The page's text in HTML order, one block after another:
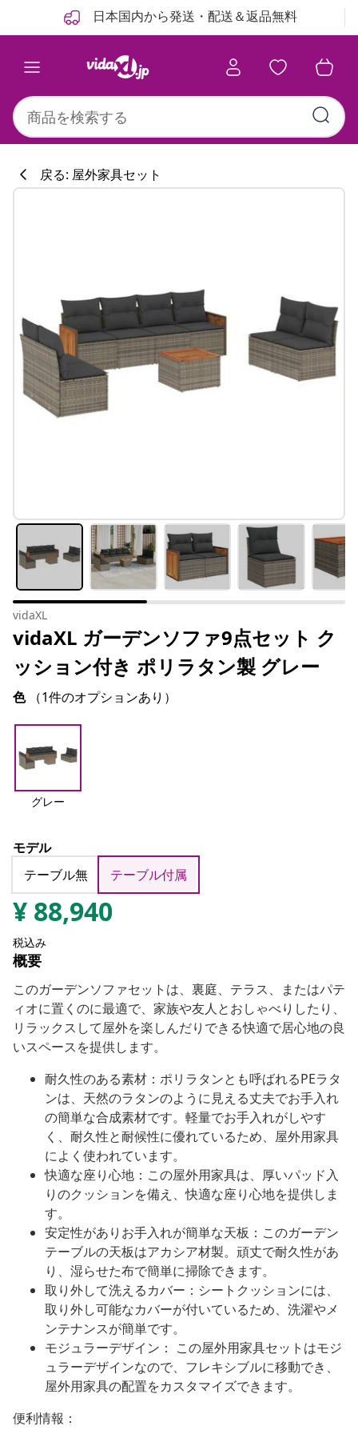
日本国内から発送・配送＆返品無料
戻る: 屋外家具セット
vidaXL
vidaXL ガーデンソファ9点セット ク
ッション付き ポリラタン製 グレー
色 （1件のオプションあり）
グレー
モデル
テーブル無
テーブル付属
¥ 88,940
税込み
概要
このガーデンソファセットは、裏庭、テラス、またはパテ
ィオに置くのに最適で、家族や友人とおしゃべりしたり、
リラックスして屋外を楽しんだりできる快適で居心地の良
いスペースを提供します。
耐久性のある素材：ポリラタンとも呼ばれるPEラタ
ンは、天然のラタンのように見える丈夫でお手入れ
の簡単な合成素材です。軽量でお手入れがしやす
く、耐久性と耐候性に優れているため、屋外用家具
によく使われています。
快適な座り心地：この屋外用家具は、厚いパッド入
りのクッションを備え、快適な座り心地を提供しま
す。
安定性がありお手入れが簡単な天板：このガーデン
テーブルの天板はアカシア材製。頑丈で耐久性があ
り、湿らせた布で簡単に掃除できます。
取り外して洗えるカバー：シートクッションには、
取り外し可能なカバーが付いているため、洗濯やメ
ンテナンスが簡単です。
モジュラーデザイン： この屋外用家具セットはモジ
ュラーデザインなので、フレキシブルに移動でき、
屋外用家具の配置をカスタマイズできます。
便利情報：